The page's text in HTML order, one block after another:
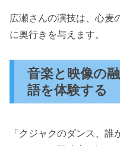
広瀬さんの演技は、心麦
に奥行きを与えます。
音楽と映像の
語を体験する
「クジャクのダンス、